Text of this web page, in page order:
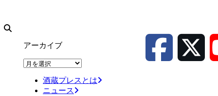
アーカイブ
ア
酒蔵プレスとは
ニュース